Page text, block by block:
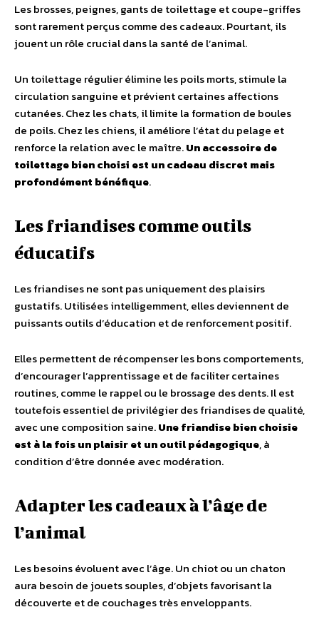
Les brosses, peignes, gants de toilettage et coupe-griffes
sont rarement perçus comme des cadeaux. Pourtant, ils
jouent un rôle crucial dans la santé de l’animal.
Un toilettage régulier élimine les poils morts, stimule la
circulation sanguine et prévient certaines affections
cutanées. Chez les chats, il limite la formation de boules
de poils. Chez les chiens, il améliore l’état du pelage et
renforce la relation avec le maître.Un accessoire de
toilettage bien choisi est un cadeau discret mais
profondément bénéfique.
Les friandises comme outils
éducatifs
Les friandises ne sont pas uniquement des plaisirs
gustatifs. Utilisées intelligemment, elles deviennent de
puissants outils d’éducation et de renforcement positif.
Elles permettent de récompenser les bons comportements,
d’encourager l’apprentissage et de faciliter certaines
routines, comme le rappel ou le brossage des dents. Il est
toutefois essentiel de privilégier des friandises de qualité,
avec une composition saine.Une friandise bien choisie
est à la fois un plaisir et un outil pédagogique, à
condition d’être donnée avec modération.
Adapter les cadeaux à l’âge de
l’animal
Les besoins évoluent avec l’âge. Un chiot ou un chaton
aura besoin de jouets souples, d’objets favorisant la
découverte et de couchages très enveloppants.